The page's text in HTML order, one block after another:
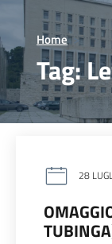
Home >
Tag:
28